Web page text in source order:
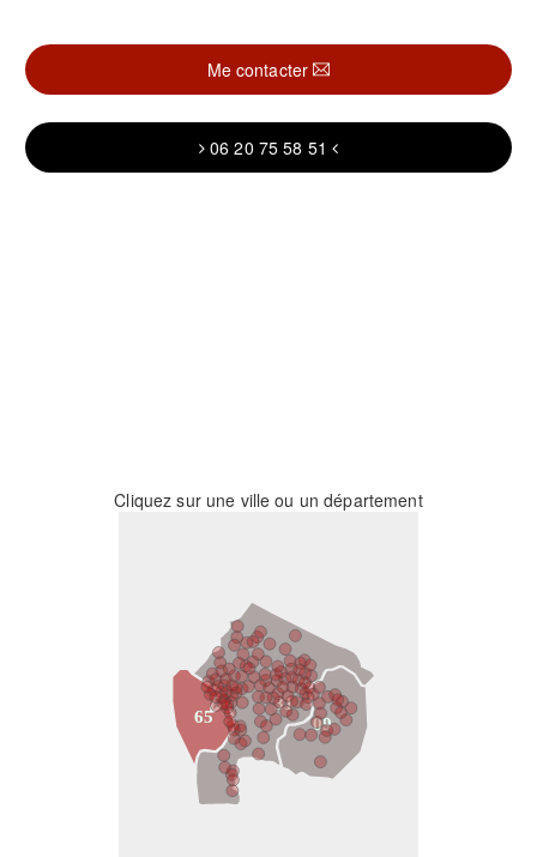
Me contacter
06 20 75 58 51
Cliquez sur une ville ou un département
31
09
65